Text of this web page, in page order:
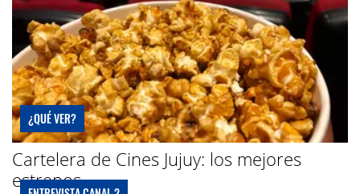
¿QUÉ VER?
Cartelera de Cines Jujuy: los mejores
estrenos